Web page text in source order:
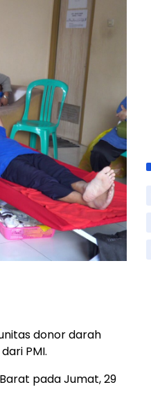
donor darah
PMI.
pada Jumat, 29